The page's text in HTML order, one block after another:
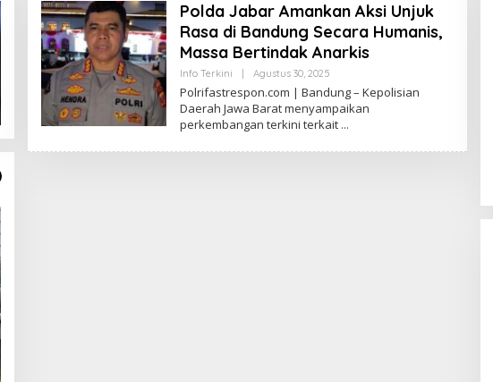
Polda Jabar Amankan Aksi Unjuk
Rasa di Bandung Secara Humanis,
Massa Bertindak Anarkis
Info Terkini Agustus 30, 2025Oleh
Admin
Polrifastrespon.com | Bandung – Kepolisian
Daerah Jawa Barat menyampaikan
perkembangan terkini terkait